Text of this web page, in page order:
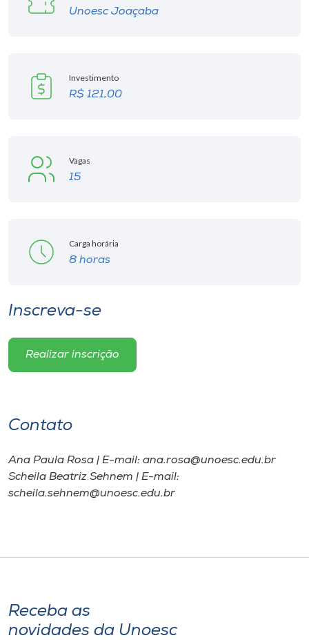
Unoesc Joaçaba
Investimento
R$ 121,00
Vagas
15
Carga horária
8 horas
Inscreva-se
Realizar inscrição
Contato
Ana Paula Rosa | E-mail: ana.rosa@unoesc.edu.br
Scheila Beatriz Sehnem | E-mail:
scheila.sehnem@unoesc.edu.br
Receba as
novidades da Unoesc